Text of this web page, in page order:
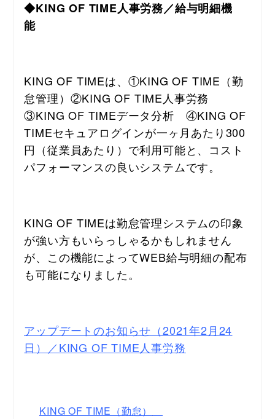
◆KING OF TIME人事労務／給与明細機
能
KING OF TIMEは、①KING OF TIME（勤
怠管理）②KING OF TIME人事労務
③KING OF TIMEデータ分析　④KING OF
TIMEセキュアログインが一ヶ月あたり300
円（従業員あたり）で利用可能と、コスト
パフォーマンスの良いシステムです。
KING OF TIMEは勤怠管理システムの印象
が強い方もいらっしゃるかもしれません
が、この機能によってWEB給与明細の配布
も可能になりました。
アップデートのお知らせ（2021年2月24
日）／KING OF TIME人事労務
KING OF TIME（勤怠）